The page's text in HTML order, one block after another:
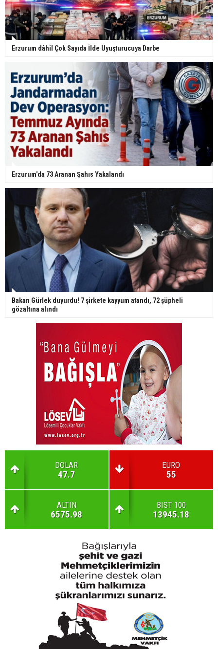
Erzurum dâhil Çok Sayıda İlde Uyuşturucuya Darbe
Erzurum'da 73 Aranan Şahıs Yakalandı
Bakan Gürlek duyurdu! 7 şirkete kayyum atandı, 72 şüpheli
gözaltına alındı
DOLAR
47.7
EURO
55
ALTIN
6575.98
BIST 100
13945.18